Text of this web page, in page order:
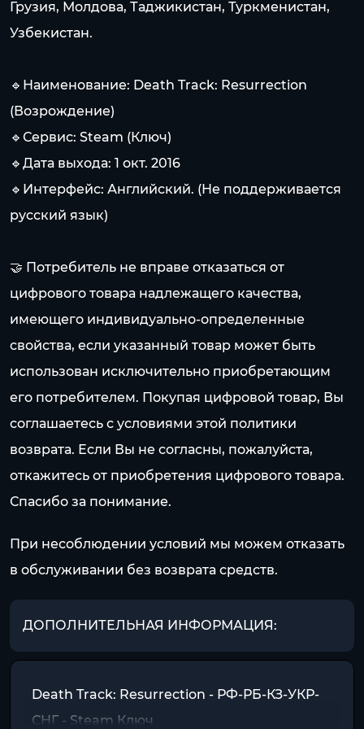
Грузия, Молдова, Таджикистан, Туркменистан,
Узбекистан.
🔹Наименование: Death Track: Resurrection
(Возрождение)
🔹Сервис: Steam (Ключ)
🔹Дата выхода: 1 окт. 2016
🔹Интерфейс: Английский. (Не поддерживается
русский язык)
🤝 Потребитель не вправе отказаться от
цифрового товара надлежащего качества,
имеющего индивидуально-определенные
свойства, если указанный товар может быть
использован исключительно приобретающим
его потребителем. Покупая цифровой товар, Вы
соглашаетесь с условиями этой политики
возврата. Если Вы не согласны, пожалуйста,
откажитесь от приобретения цифрового товара.
Спасибо за понимание.
При несоблюдении условий мы можем отказать
в обслуживании без возврата средств.
ДОПОЛНИТЕЛЬНАЯ ИНФОРМАЦИЯ:
Death Track: Resurrection - РФ-РБ-КЗ-УКР-
СНГ - Steam Ключ